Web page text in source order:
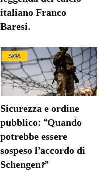
italiano Franco
Baresi.
Sicurezza e ordine
pubblico: “Quando
potrebbe essere
sospeso l’accordo di
Schengen?”